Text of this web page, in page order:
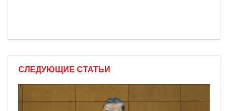
СЛЕДУЮЩИЕ СТАТЬИ